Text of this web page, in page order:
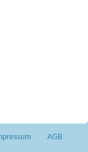
AGB